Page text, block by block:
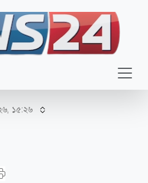
পরে মাদক
১৫:২৬